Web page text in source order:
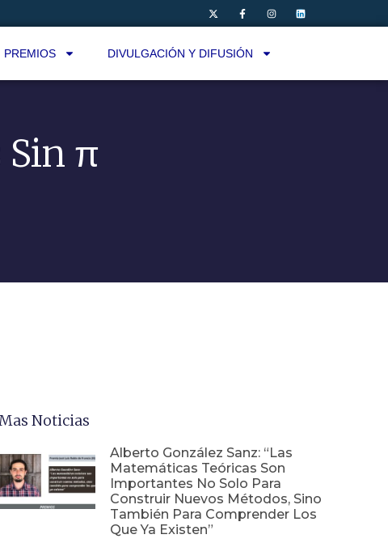
PREMIOS DIVULGACIÓN Y DIFUSIÓN
Sin π
Noticias
Alberto González Sanz: “Las
Matemáticas Teóricas Son
Importantes No Solo Para
Construir Nuevos Métodos, Sino
También Para Comprender Los
Que Ya Existen”